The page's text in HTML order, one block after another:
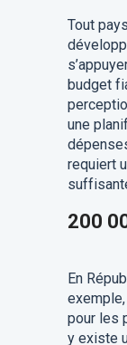
Tout
budget
une
requiert
200
En
pour les
y existe